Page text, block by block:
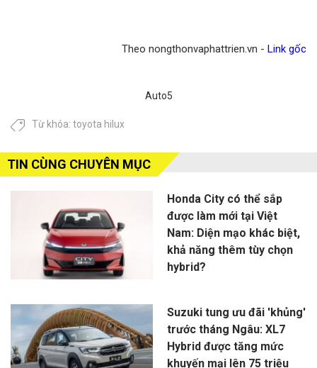
Theo nongthonvaphattrien.vn - Link gốc
Auto5
Từ khóa: toyota hilux
TIN CÙNG CHUYÊN MỤC
Honda City có thể sắp
được làm mới tại Việt
Nam: Diện mạo khác biệt,
khả năng thêm tùy chọn
hybrid?
Suzuki tung ưu đãi 'khủng'
trước tháng Ngâu: XL7
Hybrid được tăng mức
khuyến mại lên 75 triệu